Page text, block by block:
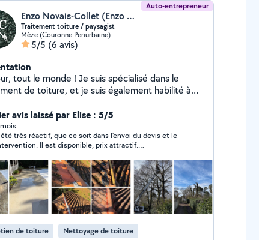
Auto-entrepreneur
Enzo Novais-Collet (Enzo Novais—Collet)
Traitement toiture / paysagist
Mèze (Couronne Periurbaine)
5/5 (6 avis)
tout le monde ! Je suis spécialisé dans le
de toiture, et je suis également habilité à
avec nacelle si nécessaire, si besoin je suis
pour un devis gratuit ! Cordialement
Collet Enzo !
avis laissé par Elise : 5/5
été très réactif, que ce soit dans l’envoi du devis et le
Il est disponible, prix attractif.
afin de se rendre compte du travail effectué.
de toiture Nettoyage de toiture